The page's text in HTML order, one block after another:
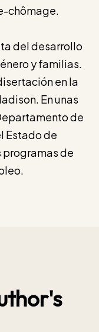
chômage.
del desarrollo
y familias.
en la
En unas
de
Estado de
programas de